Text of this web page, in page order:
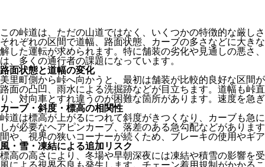
この峠道は、ただの山道ではなく、いくつかの特徴的な厳し
それぞれの区間で道幅、路面状態、カーブの多さなどに大き
解した運転が求められます。特に舗装の劣化や見通しの悪さ
は、多くの通行者の課題になっています。
路面状態と道幅の変化
美里町側から峠へ向かうと、最初は舗装が比較的良好な区間
路面の凸凹、雨水による洗掘跡などが目立ちます。道幅も峠
り、対向車とすれ違うのが困難な箇所があります。速度を急
カーブ・斜度・標高の相関性
峠道は標高が上がるにつれて斜度がきつくなり、カーブも急
しが必要なヘアピンカーブ、落差のある急勾配などがありま
間や、視界の狭いコーナーが続くため、ブレーキの使用やギ
風・雪・凍結による追加リスク
標高の高さにより、冬場や早朝深夜には凍結や積雪の影響を
風による視界不良も発生します。チェーン着用規制がかかる